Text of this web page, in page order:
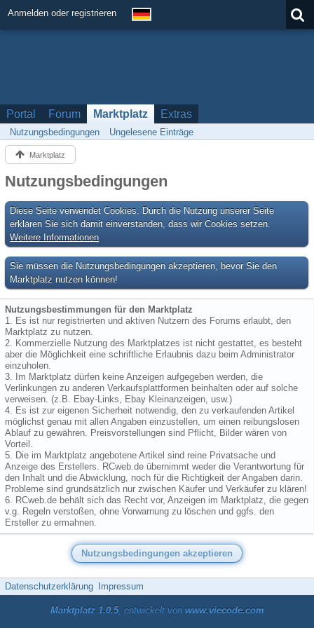
Anmelden oder registrieren
Portal Forum Marktplatz Extras
Nutzungsbedingungen Ungelesene Einträge
Marktplatz
Nutzungsbedingungen
Diese Seite verwendet Cookies. Durch die Nutzung unserer Seite
erklären Sie sich damit einverstanden, dass wir Cookies setzen.
Weitere Informationen
Sie müssen die Nutzungsbedingungen akzeptieren, bevor Sie den
Marktplatz nutzen können!
Nutzungsbestimmungen für den Marktplatz
1. Es ist nur registrierten und aktiven Nutzern des Forums erlaubt, den
Marktplatz zu nutzen.
2. Kommerzielle Nutzung des Marktplatzes ist nicht gestattet, es besteht
aber die Möglichkeit eine schriftliche Erlaubnis dazu beim Administrator
einzuholen.
3. Im Marktplatz dürfen keine Anzeigen aufgegeben werden, die
Verlinkungen zu anderen Verkaufsplattformen beinhalten oder auf solche
verweisen. (z.B. Ebay-Links, Ebay Kleinanzeigen, usw.)
4. Es ist zur eigenen Sicherheit notwendig, den zu verkaufenden Artikel
möglichst genau mit allen Angaben einzustellen, um einen reibungslosen
Ablauf zu gewähren. Preisvorstellungen sind Pflicht, Bilder wären von
Vorteil.
5. Die im Marktplatz angebotene Artikel sind reine Privatsache und
Anzeige des Erstellers. RCweb.de übernimmt weder die Verantwortung für
den Inhalt und die Abwicklung, noch für die Richtigkeit der Angaben darin.
Probleme sind grundsätzlich nur zwischen Käufer und Verkäufer zu klären!
6. RCweb.de behält sich das Recht vor, Anzeigen im Marktplatz, die gegen
v.g. Regeln verstoßen, ohne Vorwarnung zu löschen und ggfs. den
Ersteller zu ermahnen.
Datenschutzerklärung Impressum
Marktplatz 1.0.5, entwickelt von www.viecode.com